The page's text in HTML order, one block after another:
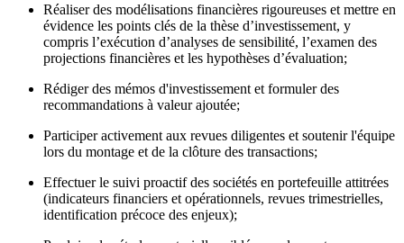
Réaliser des modélisations financières rigoureuses et mettre en
évidence les points clés de la thèse d’investissement, y
compris l’exécution d’analyses de sensibilité, l’examen des
projections financières et les hypothèses d’évaluation;
Rédiger des mémos d'investissement et formuler des
recommandations à valeur ajoutée;
Participer activement aux revues diligentes et soutenir l'équipe
lors du montage et de la clôture des transactions;
Effectuer le suivi proactif des sociétés en portefeuille attitrées
(indicateurs financiers et opérationnels, revues trimestrielles,
identification précoce des enjeux);